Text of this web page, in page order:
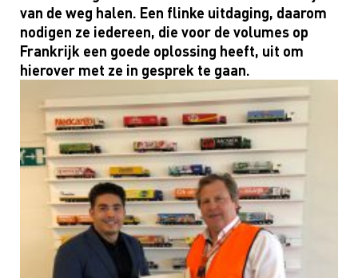
van de weg halen. Een flinke uitdaging, daarom
nodigen ze iedereen, die voor de volumes op
Frankrijk een goede oplossing heeft, uit om
hierover met ze in gesprek te gaan.